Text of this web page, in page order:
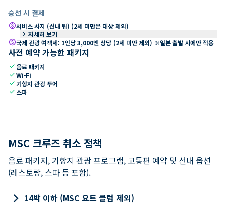
승선 시 결제
paid서비스 차지 (선내 팁) (2세 미만은 대상 제외)
keyboard_arrow_right 자세히 보기
paid국제 관광 여객세: 1인당 3,000엔 상당 (2세 미만 제외) ※일본 출발 시에만 적용
사전 예약 가능한 패키지
check 음료 패키지
checkWi-Fi
check 기항지 관광 투어
check 스파
MSC 크루즈 취소 정책
음료 패키지, 기항지 관광 프로그램, 교통편 예약 및 선내 옵션
(레스토랑, 스파 등 포함).
keyboard_arrow_right 14박 이하 (MSC 요트 클럽 제외)